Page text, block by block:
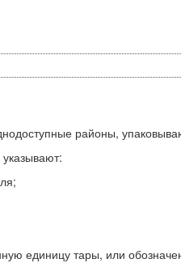
районы,
единицу тары, или